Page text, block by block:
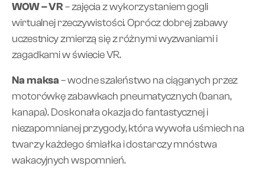
WOW – VR– zajęcia z wykorzystaniem gogli
wirtualnej rzeczywistości. Oprócz dobrej zabawy
uczestnicy zmierzą się z różnymi wyzwaniami i
zagadkami w świecie VR.
Na maksa– wodne szaleństwo na ciąganych przez
motorówkę zabawkach pneumatycznych (banan,
kanapa). Doskonała okazja do fantastycznej i
niezapomnianej przygody, która wywoła uśmiech na
twarzy każdego śmiałka i dostarczy mnóstwa
wakacyjnych wspomnień.